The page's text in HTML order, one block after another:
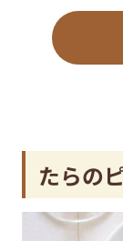
たらの